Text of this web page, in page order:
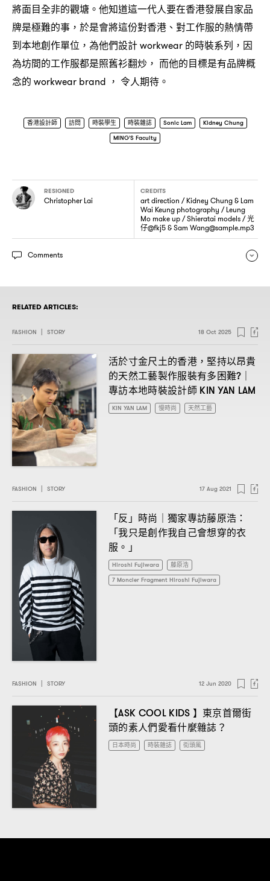
將面目全非的觀塘。他知道這一代人要在香港發展自家品
牌是極難的事 ， 於是會將這份對香港、對工作服的熱情帶
到本地創作單位 ， 為他們設計workwear 的時裝系列 ， 因
為坊間的工作服都是照舊衫翻炒 ， 而他的目標是有品牌概
念的 workwear brand ， 令人期待。
香港設計師 訪問 時裝學生 時裝雜誌 Sonic Lam
Kidney Chung
MING'S Faculty
RESIGNED
Christopher Lai
CREDITS
art direction / Kidney Chung & Lam
Wai Keung photography / Leung
Mo make up / Shieratai models / 光
仔@fkj5 & Sam Wang@sample.mp3
Comments
RELATED ARTICLES:
FASHION | STORY 18 Oct 2025
活於寸金尺土的香港， 堅持以昂貴
的天然工藝製作服裝有多困難?｜
專訪本地時裝設計師KIN YAN LAM
KIN YAN LAM 慢時尚 天然工藝
FASHION STORY 17 Aug 2021
「反」時尚 獨家專訪藤原浩 ：
「我只是創作我自己會想穿的衣
服。」
Hiroshi Fujiwara
藤原浩
7 Moncler Fragment Hiroshi Fujiwara
FASHION STORY 12 Jun 2020
【ASK COOL KIDS 】東京首爾街
頭的素人們愛看什麼雜誌 ？
日本時尚 時裝雜誌 街頭風